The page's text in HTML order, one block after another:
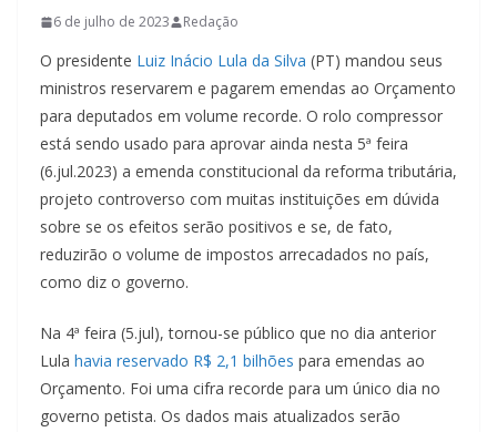
6 de julho de 2023 Redação
O presidente Luiz Inácio Lula da Silva (PT) mandou seus
ministros reservarem e pagarem emendas ao Orçamento
para deputados em volume recorde. O rolo compressor
está sendo usado para aprovar ainda nesta 5ª feira
(6.jul.2023) a emenda constitucional da reforma tributária,
projeto controverso com muitas instituições em dúvida
sobre se os efeitos serão positivos e se, de fato,
reduzirão o volume de impostos arrecadados no país,
como diz o governo.
Na 4ª feira (5.jul), tornou-se público que no dia anterior
Lula havia reservado R$ 2,1 bilhões para emendas ao
Orçamento. Foi uma cifra recorde para um único dia no
governo petista. Os dados mais atualizados serão